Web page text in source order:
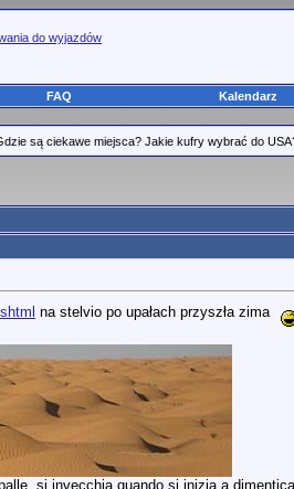
do wyjazdów
FAQ Kalendarz
są ciekawe miejsca? Jakie kufry wybrać do
na stelvio po upałach przyszła zima
si invecchia quando si inizia a